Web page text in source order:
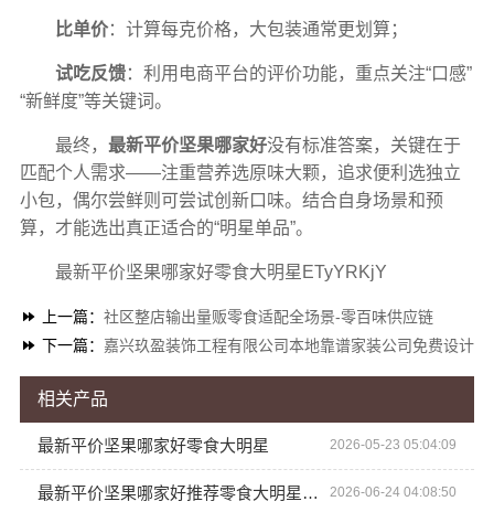
比单价：计算每克价格，大包装通常更划算；
试吃反馈：利用电商平台的评价功能，重点关注“口感”
“新鲜度”等关键词。
最终， 最新平价坚果哪家好没有标准答案，关键在于
匹配个人需求——注重营养选原味大颗，追求便利选独立
小包，偶尔尝鲜则可尝试创新口味。结合自身场景和预
算，才能选出真正适合的“明星单品”。
最新平价坚果哪家好零食大明星ETyYRKjY
上一篇： 社区整店输出量贩零食适配全场景-零百味供应链
下一篇： 嘉兴玖盈装饰工程有限公司本地靠谱家装公司免费设计
相关产品
最新平价坚果哪家好零食大明星 2026-05-23 05:04:09
最新平价坚果哪家好推荐零食大明星自然原物 2026-06-24 04:08:50